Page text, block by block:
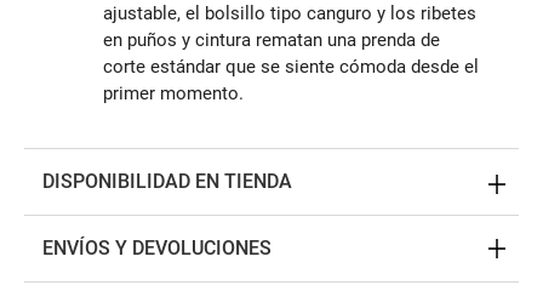
ajustable, el bolsillo tipo canguro y los ribetes
en puños y cintura rematan una prenda de
corte estándar que se siente cómoda desde el
primer momento.
DISPONIBILIDAD EN TIENDA
ENVÍOS Y DEVOLUCIONES